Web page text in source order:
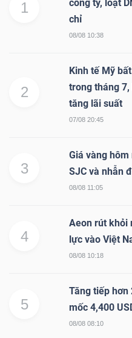
1
công ty, loạt
chỉ
08/08 10:38
2
Kinh tế Mỹ
trong tháng
tăng lãi suất
07/08 20:45
3
Giá vàng
SJC và nhẫn
08/08 11:05
4
Aeon rút khỏi
lực vào Việt
08/08 10:18
5
Tăng tiếp hơn
mốc 4,400
08/08 08:10
NGÀNH
NGHIỆP
PHIẾU
PHÁI